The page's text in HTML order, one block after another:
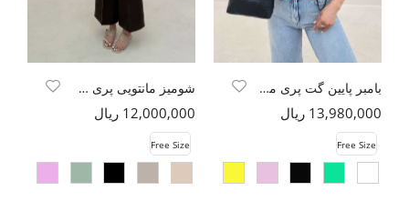
بامبر پایین گت پری مودال
13,980,000 ریال
Free Size
شومیز مانتویی پری راه راه دو جیب
12,000,000 ریال
Free Size